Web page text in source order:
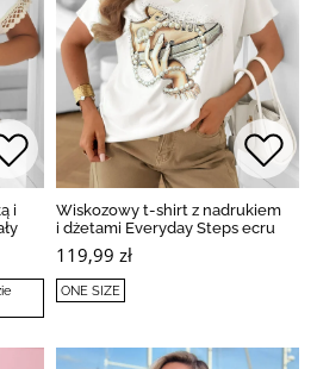
i
Wiskozowy t-shirt z nadrukiem
i dżetami Everyday Steps ecru
119,99 zł
ONE SIZE